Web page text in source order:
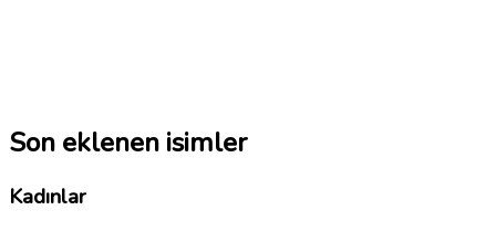
Son eklenen isimler
Kadınlar